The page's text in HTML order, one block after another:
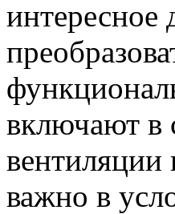
интересное
включают в
вентиляции
важно в